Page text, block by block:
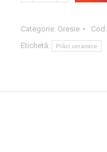
BROWN
15.5X62,
Categorie: Gresie Cod:
Etichetă:
Plăci ceramice